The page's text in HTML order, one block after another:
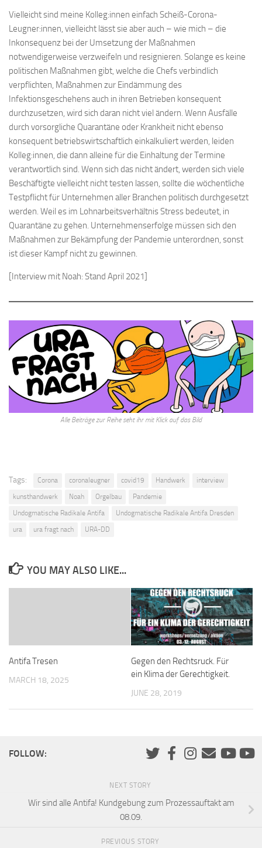
Vielleicht sind meine Kolleg:innen einfach Scheiß-Corona-
Leugner:innen, vielleicht lässt sie aber auch – wie mich – die
Inkonsequenz bei der Umsetzung der Maßnahmen
notwendigerweise verzweifeln und resignieren. Solange es keine
politischen Maßnahmen gibt, welche die Chefs verbindlich
verpflichten, Maßnahmen zur Eindämmung des
Infektionsgeschehens auch in ihren Betrieben konsequent
durchzusetzen, wird sich daran nicht viel ändern. Wenn Ausfälle
durch vorsorgliche Quarantäne oder Krankheit nicht ebenso
konsequent betriebswirtschaftlich einkalkuliert werden, leiden
Kolleg:innen, die dann alleine für die Einhaltung der Termine
verantwortlich sind. Wenn sich das nicht ändert, werden sich viele
Beschäftigte vielleicht nicht testen lassen, sollte die wöchentliche
Testpflicht für Unternehmen aller Branchen politisch durchgesetzt
werden. Weil es im Lohnarbeitsverhältnis Stress bedeutet, in
Quarantäne zu gehen. Unternehmenserfolge müssen sich den
Maßnahmen zur Bekämpfung der Pandemie unterordnen, sonst
ist dieser Kampf nicht zu gewinnen.
[Interview mit Noah: Stand April 2021]
Alle Beiträge zur Reihe seht ihr mit Klick auf das Bild
Tags: Corona coronaleugner covid19 Handwerk
interview
kunsthandwerk
Noah Orgelbau
Pandemie
Undogmatische Radikale Antifa
Undogmatische Radikale Antifa Dresden
ura
ura fragt nach URA-DD
YOU MAY ALSO LIKE...
Antifa Tresen
MARCH 18, 2025
Gegen den Rechtsruck. Für
ein Klima der Gerechtigkeit.
JUNE 28, 2019
FOLLOW:
NEXT STORY
Wir sind alle Antifa! Kundgebung zum Prozessauftakt am
08.09.
PREVIOUS STORY